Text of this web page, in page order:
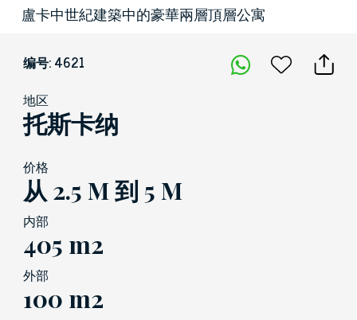
盧卡中世紀建築中的豪華兩層頂層公寓
编号: 4621
地区
托斯卡纳
价格
从 2.5 M 到 5 M
内部
405 m2
外部
100 m2